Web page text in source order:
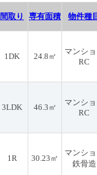
間取り 専有面積 物件種
1DK 24.8㎡
マンシ
RC
3LDK 46.3㎡
マンシ
RC
1R 30.23㎡
マンシ
鉄骨造